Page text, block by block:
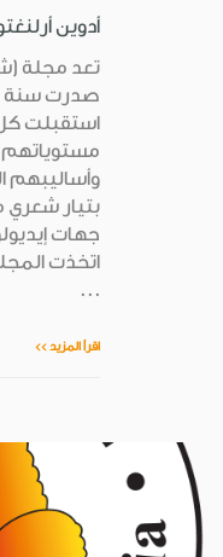
أدوين
تعد مجلة
استقبلت
مستوياتهم
وأساليبهم
بتيار شعري
جهات
اتخذت
...
اقرأ المزيد >>